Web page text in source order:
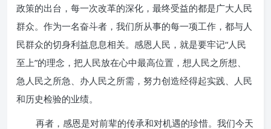
政策的出台，每一次改革的深化，最终受益的都是广大人民
群众。作为一名奋斗者，我们所从事的每一项工作，都与人
民群众的切身利益息息相关。感恩人民，就是要牢记“人民
至上”的理念，把人民放在心中最高位置，想人民之所想、
急人民之所急、办人民之所需，努力创造经得起实践、人民
和历史检验的业绩。
再者，感恩是对前辈的传承和对机遇的珍惜。我们今天